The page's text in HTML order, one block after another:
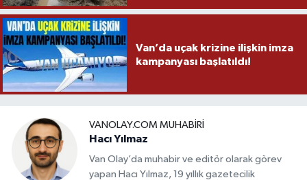
Van’da uçak krizine ilişkin imza
kampanyası başlatıldı!
VANOLAY.COM MUHABIRI
Hacı Yılmaz
Van Olay’da muhabir ve editör olarak görev
yapan Hacı Yılmaz, 19 yıllık gazetecilik